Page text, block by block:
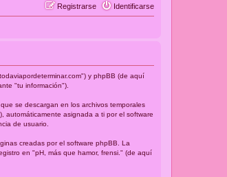
Identificarse
Registrarse
y phpBB (de aquí
"tu información").
se descargan en los archivos temporales
automáticamente asignada a ti por el software
de usuario.
creadas por el software phpBB. La
en "pH, más que hamor, frensi." (de aquí